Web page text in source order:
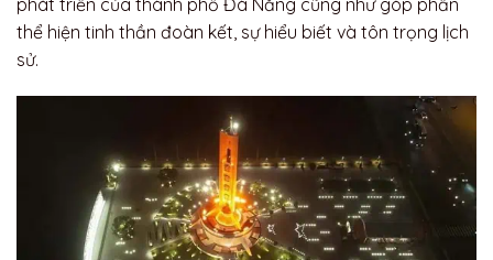
thể hiện tinh thần đoàn kết, sự hiểu biết và tôn trọng lịch
sử.